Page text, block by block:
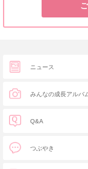
ニュース
みんなの成長アルバ
Q&A
つぶやき